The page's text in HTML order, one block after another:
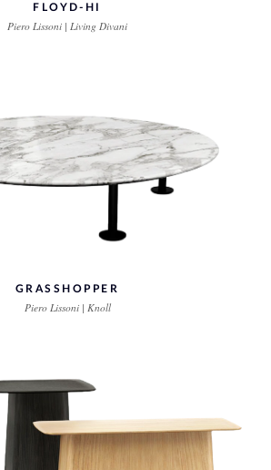
FLOYD-HI
Piero Lissoni | Living Divani
GRASSHOPPER
Piero Lissoni | Knoll